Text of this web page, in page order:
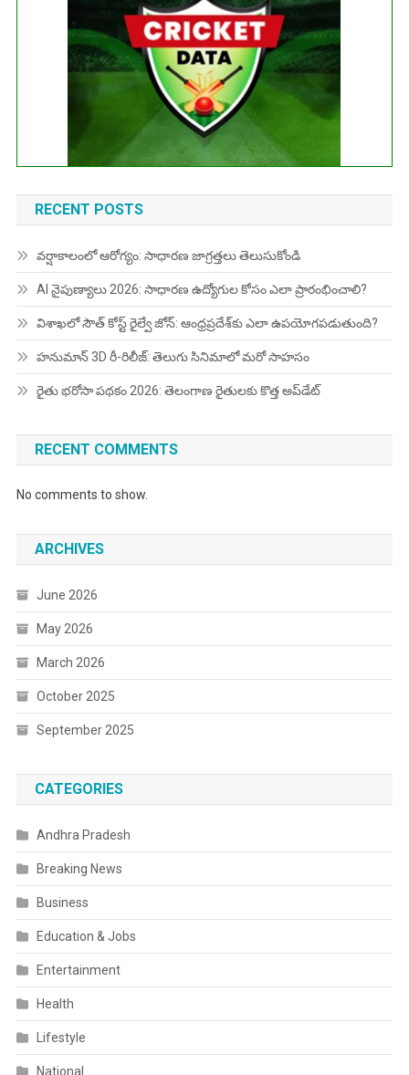
See recent results
See fixtures
RECENT POSTS
వర్షాకాలంలో ఆరోగ్యం: సాధారణ జాగ్రత్తలు తెలుసుకోండి
AI నైపుణ్యాలు 2026: సాధారణ ఉద్యోగుల కోసం ఎలా ప్రారంభించాలి?
విశాఖలో సౌత్ కోస్ట్ రైల్వే జోన్: ఆంధ్రప్రదేశ్‌కు ఎలా ఉపయోగపడుతుంది?
హనుమాన్ 3D రీ-రిలీజ్: తెలుగు సినిమాలో మరో సాహసం
రైతు భరోసా పథకం 2026: తెలంగాణ రైతులకు కొత్త అప్‌డేట్
RECENT COMMENTS
No comments to show.
ARCHIVES
June 2026
May 2026
March 2026
October 2025
September 2025
CATEGORIES
Andhra Pradesh
Breaking News
Business
Education & Jobs
Entertainment
Health
Lifestyle